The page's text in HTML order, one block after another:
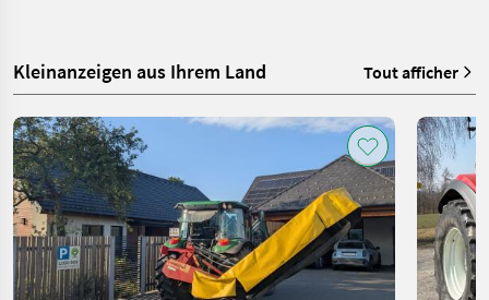
Kleinanzeigen aus Ihrem Land Tout afficher